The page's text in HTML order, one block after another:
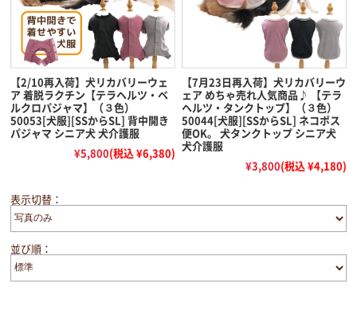
【2/10再入荷】犬リカバリーウェ
ア 着脱ラクチン【テラヘルツ・ベ
ルクロパジャマ】（３色）
50053[犬服][SSからSL] 背中開き
パジャマ シニア犬 犬介護服
¥5,800(税込 ¥6,380)
【7月23日再入荷】犬リカバリーウ
ェア めちゃ売れ人気商品♪ 【テラ
ヘルツ・タンクトップ】（３色）
50044[犬服][SSからSL] ネコポス
便OK。 犬タンクトップ シニア犬
犬介護服
¥3,800(税込 ¥4,180)
表示切替：
並び順：